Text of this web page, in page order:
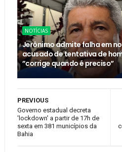
NOTÍCIAS
Jerônimo admite falha em
acusado de tentativa de
”corrige quando é preciso”
PREVIOUS
Governo estadual decreta
'lockdown' a partir de 17h de
sexta em 381 municípios da
Bahia